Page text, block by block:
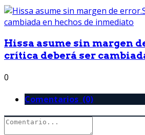
Hissa asume sin margen
crítica deberá ser
0
Comentarios (0)